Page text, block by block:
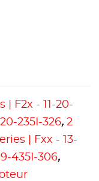
| F2x - 11-20-
235I-326, 2
| Fxx - 13-
435I-306,